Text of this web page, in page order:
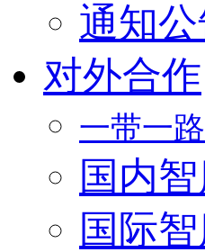
通知
对外合作
一带一
国内
国际